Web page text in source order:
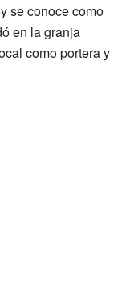
se conoce como
en la granja
como portera y